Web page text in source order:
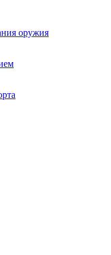
оружия